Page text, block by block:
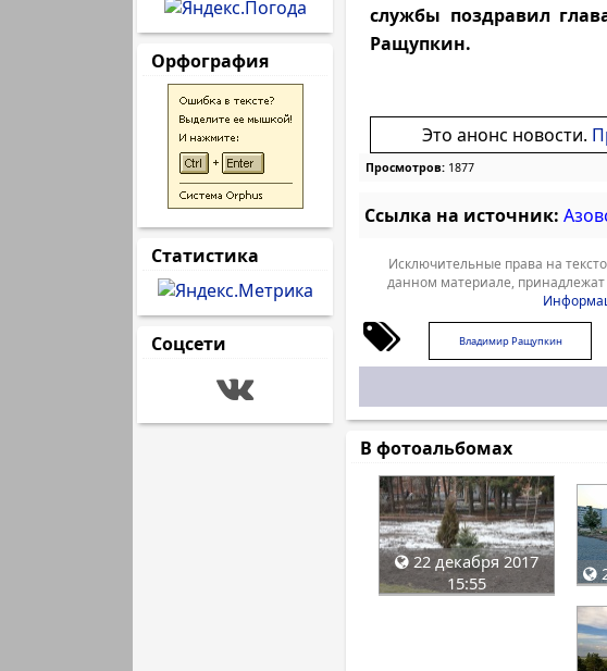
Орфография
Статистика
Соцсети
службы поздравил
Ращупкин.
Это анонс новости.
Просмотров: 1877
Ссылка на источник:
Исключительные права на
данном материале,
Владимир Ращупкин
В фотоальбомах
22 декабря 2017
15:55